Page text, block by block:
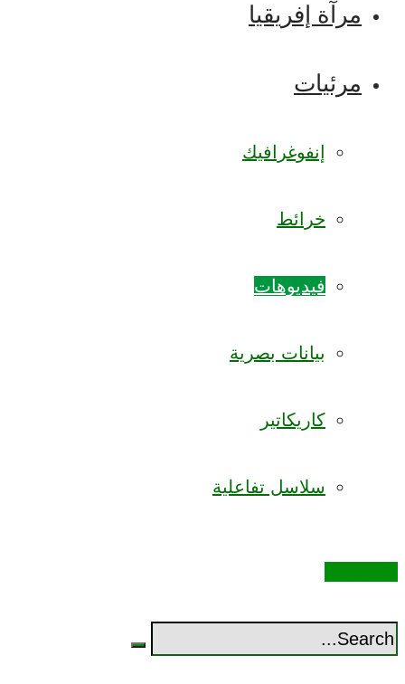
مرآة إفريقيا
مرئيات
إنفوغرافيك
خرائط
فيديوهات
بيانات بصرية
كاريكاتير
سلاسل تفاعلية